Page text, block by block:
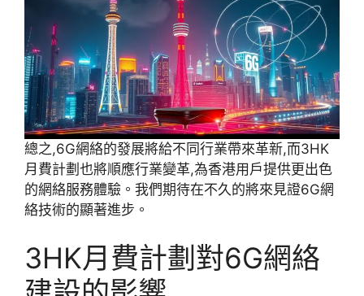
總之,6G網絡的發展將給不同行業帶來革新,而3HK
月費計劃也將順應行業變革,為香港用戶提供更出色
的網絡服務體驗。我們期待在不久的將來見證6G網
絡技術的顯著進步。
3HK月費計劃對6G網絡